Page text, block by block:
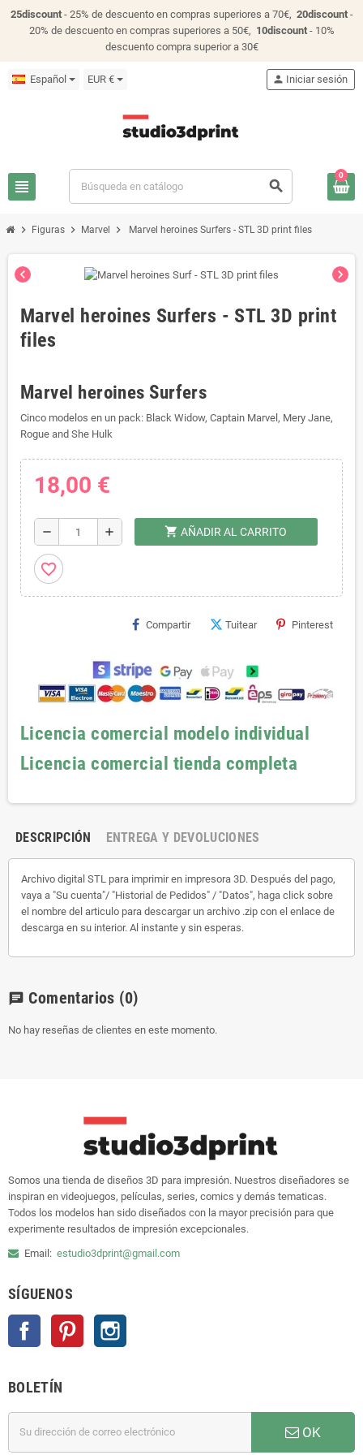
25discount- 25% de descuento en compras superiores a 70€, 20discount-
20% de descuento en compras superiores a 50€, 10discount- 10%
descuento compra superior a 30€
Español EUR €
view_headline search
person Iniciar sesión
0
chevron_right Figuras chevron_right Marvel chevron_right Marvel heroines Surfers - STL 3D print files
chevron_left chevron_right
Marvel heroines Surfers - STL 3D print
files
Marvel heroines Surfers
Cinco modelos en un pack: Black Widow, Captain Marvel, Mery Jane,
Rogue and She Hulk
18,00 €
remove add shopping_cart AÑADIR AL CARRITO
favorite_border
Compartir Tuitear Pinterest
Licencia comercial modelo individual
Licencia comercial tienda completa
DESCRIPCIÓN ENTREGA Y DEVOLUCIONES
Archivo digital STL para imprimir en impresora 3D. Después del pago,
vaya a "Su cuenta"/ "Historial de Pedidos" / "Datos", haga click sobre
el nombre del articulo para descargar un archivo .zip con el enlace de
descarga en su interior. Al instante y sin esperas.
chat Comentarios (0)
No hay reseñas de clientes en este momento.
Somos una tienda de diseños 3D para impresión. Nuestros diseñadores se
inspiran en videojuegos, películas, series, comics y demás tematicas.
Todos los modelos han sido diseñados con la mayor precisión para que
experimente resultados de impresión excepcionales.
Email: estudio3dprint@gmail.com
SÍGUENOS
Facebook Pinterest
BOLETÍN
OK